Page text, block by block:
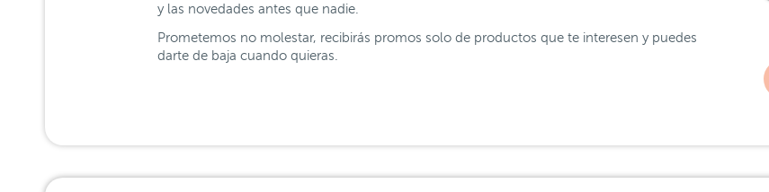
y las novedades antes que nadie.
Prometemos no molestar, recibirás promos solo de productos que te interesen y puedes
darte de baja cuando quieras.